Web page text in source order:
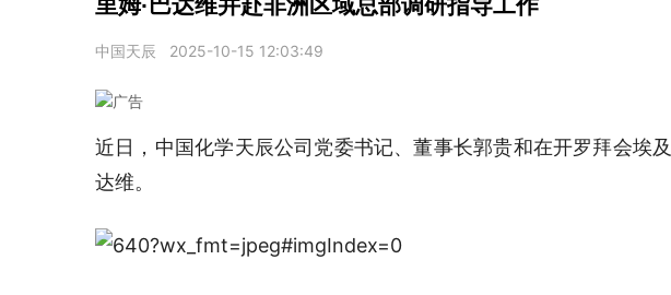
中国天辰 2025-10-15 12:03:49
近日，中国化学天辰公司党委书记、董事长郭贵和在开罗拜会埃
达维。